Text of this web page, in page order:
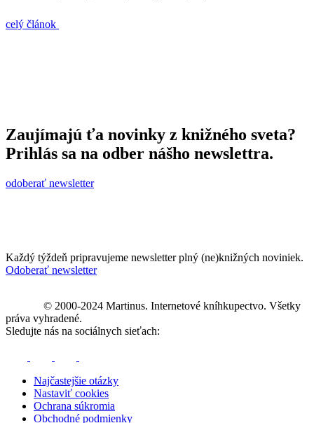
celý článok
Zaujímajú ťa novinky z knižného sveta?
Prihlás sa na odber nášho newslettra.
odoberať newsletter
Každý týždeň pripravujeme newsletter plný (ne)knižných noviniek.
Odoberať newsletter
© 2000-2024 Martinus. Internetové kníhkupectvo. Všetky
práva vyhradené.
Sledujte nás na sociálnych sieťach:
Najčastejšie otázky
Nastaviť cookies
Ochrana súkromia
Obchodné podmienky